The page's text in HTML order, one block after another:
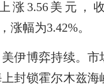
涨3.56美元，
涨幅为3.42%。
伊博弈持续。市
封锁霍尔木兹海